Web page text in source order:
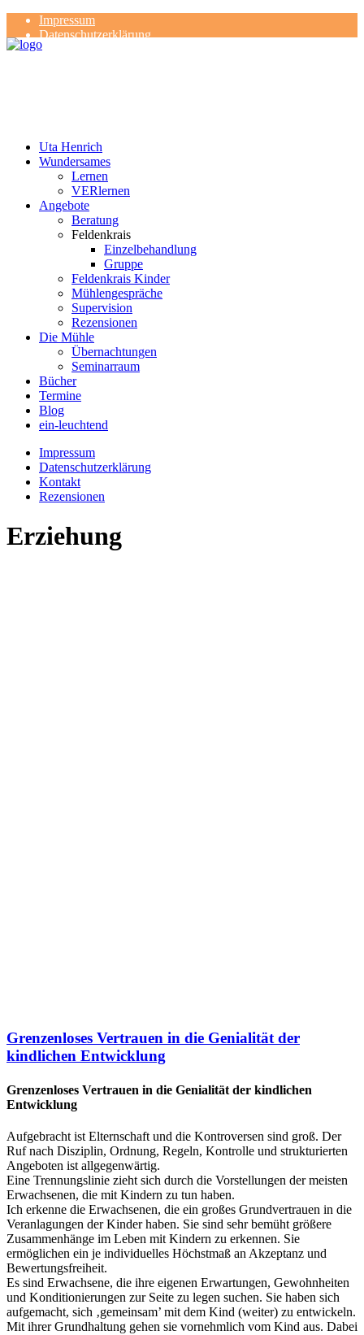
Impressum
Datenschutzerklärung
Kontakt
Uta Henrich
Wundersames
Lernen
VERlernen
Angebote
Beratung
Feldenkrais
Einzelbehandlung
Gruppe
Feldenkrais Kinder
Mühlengespräche
Supervision
Rezensionen
Die Mühle
Übernachtungen
Seminarraum
Bücher
Termine
Blog
ein-leuchtend
Impressum
Datenschutzerklärung
Kontakt
Rezensionen
Erziehung
Grenzenloses Vertrauen in die Genialität der
kindlichen Entwicklung
Grenzenloses Vertrauen in die Genialität der kindlichen
Entwicklung
Aufgebracht ist Elternschaft und die Kontroversen sind groß. Der
Ruf nach Disziplin, Ordnung, Regeln, Kontrolle und strukturierten
Angeboten ist allgegenwärtig.
Eine Trennungslinie zieht sich durch die Vorstellungen der meisten
Erwachsenen, die mit Kindern zu tun haben.
Ich erkenne die Erwachsenen, die ein großes Grundvertrauen in die
Veranlagungen der Kinder haben. Sie sind sehr bemüht größere
Zusammenhänge im Leben mit Kindern zu erkennen. Sie
ermöglichen ein je individuelles Höchstmaß an Akzeptanz und
Bewertungsfreiheit.
Es sind Erwachsene, die ihre eigenen Erwartungen, Gewohnheiten
und Konditionierungen zur Seite zu legen suchen. Sie haben sich
aufgemacht, sich ‚gemeinsam’ mit dem Kind (weiter) zu entwickeln.
Mit ihrer Grundhaltung gehen sie vornehmlich vom Kind aus. Dabei